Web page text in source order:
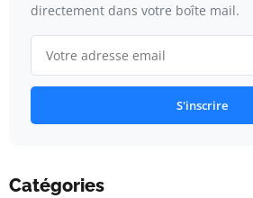
directement dans votre boîte mail.
S'inscrire
Catégories